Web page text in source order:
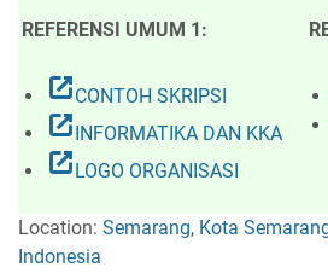
REFERENSI UMUM 1:
open_in_newCONTOH SKRIPSI
open_in_new INFORMATIKA DAN KKA
open_in_new LOGO ORGANISASI
Location: Semarang, Kota
Indonesia